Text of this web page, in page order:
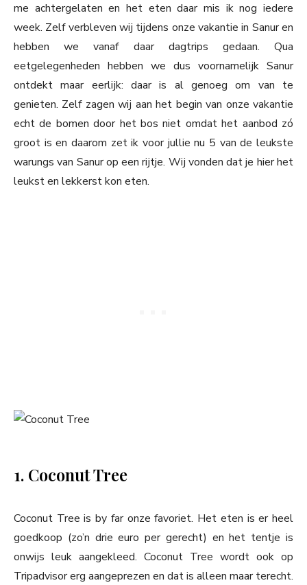
me achtergelaten en het eten daar mis ik nog iedere
week. Zelf verbleven wij tijdens onze vakantie in Sanur en
hebben we vanaf daar dagtrips gedaan. Qua
eetgelegenheden hebben we dus voornamelijk Sanur
ontdekt maar eerlijk: daar is al genoeg om van te
genieten. Zelf zagen wij aan het begin van onze vakantie
echt de bomen door het bos niet omdat het aanbod zó
groot is en daarom zet ik voor jullie nu 5 van de leukste
warungs van Sanur op een rijtje. Wij vonden dat je hier het
leukst en lekkerst kon eten.
1. Coconut Tree
Coconut Tree is by far onze favoriet. Het eten is er heel
goedkoop (zo’n drie euro per gerecht) en het tentje is
onwijs leuk aangekleed. Coconut Tree wordt ook op
Tripadvisor erg aangeprezen en dat is alleen maar terecht.